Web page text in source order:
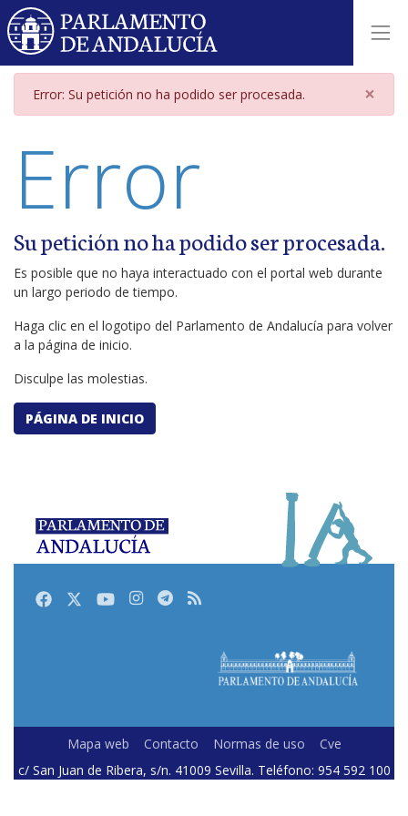
Página de error
Error: Su petición no ha podido ser procesada. ×
Error
Su petición no ha podido ser procesada.
Es posible que no haya interactuado con el portal web durante
un largo periodo de tiempo.
Haga clic en el logotipo del Parlamento de Andalucía para volver
a la página de inicio.
Disculpe las molestias.
PÁGINA DE INICIO
FacebookTwitterYoutubeInstagram
Telegram
RSS
Mapa web Contacto Normas de uso
Cve
c/ San Juan de Ribera, s/n. 41009 Sevilla. Teléfono: 954 592 100